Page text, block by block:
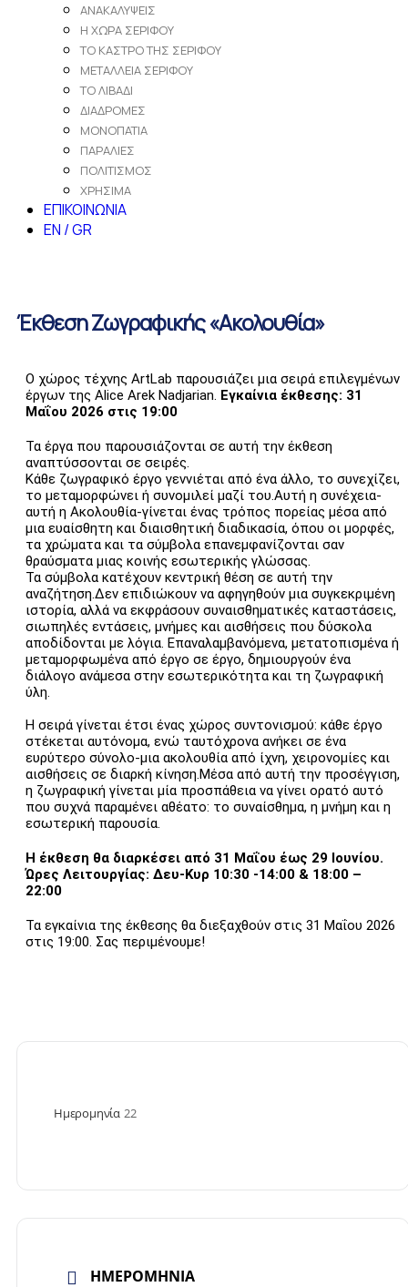
ΑΝΑΚΑΛΥΨΕΙΣ
Η ΧΩΡΑ ΣΕΡΙΦΟΥ
ΤΟ ΚΑΣΤΡΟ ΤΗΣ ΣΕΡΙΦΟΥ
ΜΕΤΑΛΛΕΙΑ ΣΕΡΙΦΟΥ
ΤΟ ΛΙΒΑΔΙ
ΔΙΑΔΡΟΜΕΣ
ΜΟΝΟΠΑΤΙΑ
ΠΑΡΑΛΙΕΣ
ΠΟΛΙΤΙΣΜΟΣ
ΧΡΗΣΙΜΑ
ΕΠΙΚΟΙΝΩΝΙΑ
EN / GR
Έκθεση Ζωγραφικής «Ακολουθία»
O χώρος τέχνης ArtLab παρουσιάζει μια σειρά επιλεγμένων
έργων της Alice Arek Nadjarian. Εγκαίνια έκθεσης: 31
Μαΐου 2026 στις 19:00
Τα έργα που παρουσιάζονται σε αυτή την έκθεση
αναπτύσσονται σε σειρές.
Κάθε ζωγραφικό έργο γεννιέται από ένα άλλο, το συνεχίζει,
το μεταμορφώνει ή συνομιλεί μαζί του.Αυτή η συνέχεια-
αυτή η Ακολουθία-γίνεται ένας τρόπος πορείας μέσα από
μια ευαίσθητη και διαισθητική διαδικασία, όπου οι μορφές,
τα χρώματα και τα σύμβολα επανεμφανίζονται σαν
θραύσματα μιας κοινής εσωτερικής γλώσσας.
Τα σύμβολα κατέχουν κεντρική θέση σε αυτή την
αναζήτηση.Δεν επιδιώκουν να αφηγηθούν μια συγκεκριμένη
ιστορία, αλλά να εκφράσουν συναισθηματικές καταστάσεις,
σιωπηλές εντάσεις, μνήμες και αισθήσεις που δύσκολα
αποδίδονται με λόγια. Επαναλαμβανόμενα, μετατοπισμένα ή
μεταμορφωμένα από έργο σε έργο, δημιουργούν ένα
διάλογο ανάμεσα στην εσωτερικότητα και τη ζωγραφική
ύλη.
Η σειρά γίνεται έτσι ένας χώρος συντονισμού: κάθε έργο
στέκεται αυτόνομα, ενώ ταυτόχρονα ανήκει σε ένα
ευρύτερο σύνολο-μια ακολουθία από ίχνη, χειρονομίες και
αισθήσεις σε διαρκή κίνηση.Μέσα από αυτή την προσέγγιση,
η ζωγραφική γίνεται μία προσπάθεια να γίνει ορατό αυτό
που συχνά παραμένει αθέατο: το συναίσθημα, η μνήμη και η
εσωτερική παρουσία.
Η έκθεση θα διαρκέσει από 31 Μαΐου έως 29 Ιουνίου.
Ώρες Λειτουργίας: Δευ-Κυρ 10:30 -14:00 & 18:00 –
22:00
Τα εγκαίνια της έκθεσης θα διεξαχθούν στις 31 Μαΐου 2026
στις 19:00. Σας περιμένουμε!
Ημερομηνία 22
ΗΜΕΡΟΜΗΝΙΑ